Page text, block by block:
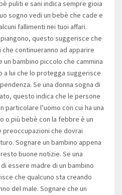
puliti e sani indica sempre gioia
sogno vedi un bebè che cade e
fallimenti nei tuoi affari.
questo suggerisce che
continueranno ad apparire
un bambino piccolo che cammina
a lui che lo protegga suggerisce
Se una donna sogna di
questo indica che le persone
particolare l’uomo con cui ha una
o più bebè con la febbre è un
che dovrai
Sognare un bambino appena
buone notizie. Se una
essere madre di un bambino
che qualcuno sta creando
del male. Sognare che un